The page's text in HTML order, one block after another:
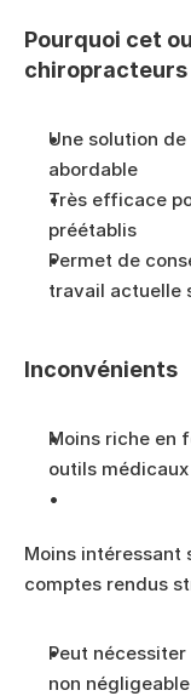
Pourquoi cet
chiropracteurs
Une solution
abordable
Très efficace
préétablis
Permet de
travail actuelle
Inconvénients
Moins riche en
outils
Moins intéressant
comptes rendus
Peut
non négligeable